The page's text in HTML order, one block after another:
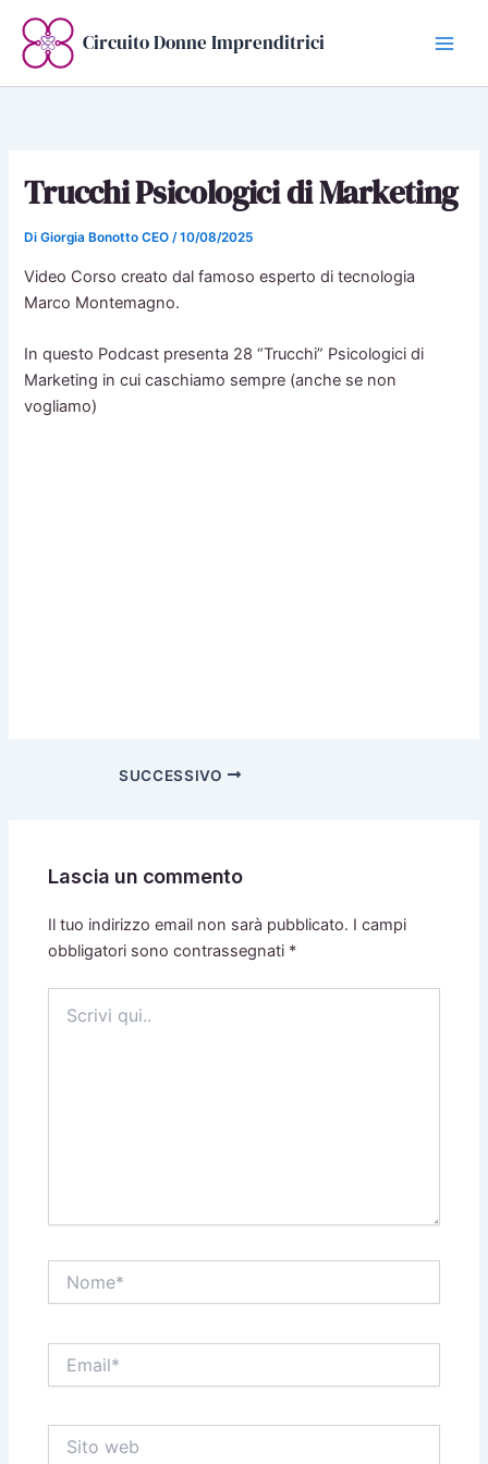
contenuto
Circuito Donne Imprenditrici
Trucchi Psicologici di Marketing
DiGiorgia Bonotto CEO/10/08/2025
Video Corso creato dal famoso esperto di tecnologia
Marco Montemagno.
In questo Podcast presenta 28 “Trucchi” Psicologici di
Marketing in cui caschiamo sempre (anche se non
vogliamo)
SUCCESSIVO
Lascia un commento
Il tuo indirizzo email non sarà pubblicato. I campi
obbligatori sono contrassegnati *
qui..
web